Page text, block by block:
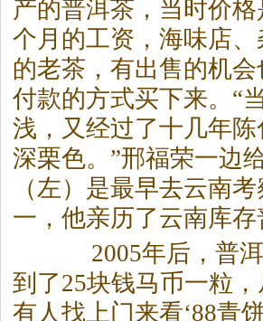
产的普洱茶 ，当时价
个月的工资，海味店
的老茶 ，有出售的机
付款的方式买下来。“
浅，又经过了十几年
深栗色。”邢福荣一边
（左）是最早去云南
一，他亲历了云南库
2005年后，普洱
到了25块钱马币一粒
有人找上门来看‘88青